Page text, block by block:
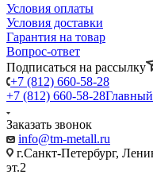
Условия оплаты
Условия доставки
Гарантия на товар
Вопрос-ответ
Подписаться на рассылку
+7 (812) 660-58-28
+7 (812) 660-58-28
Заказать звонок
info@tm-metall.ru
г.Санкт-Петербург,
эт.2